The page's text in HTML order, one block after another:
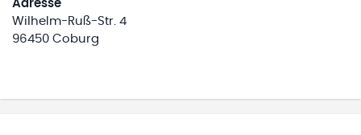
Adresse
Wilhelm-Ruß-Str. 4
96450 Coburg